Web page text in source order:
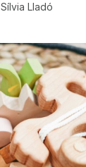
Sílvia Lladó